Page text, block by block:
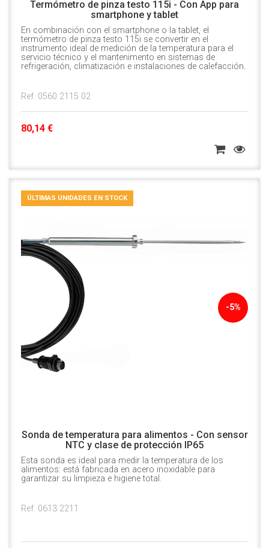
Termómetro de pinza testo 115i - Con App para
smartphone y tablet
En combinación con el smartphone o la tablet, el
termómetro de pinza testo 115i se convertir en el
instrumento ideal de medición de la temperatura para el
servicio técnico y el mantenimento en sistemas de
refrigeración, climatización e instalaciones de calefacción.
Ref. 0560 2115 02
80,14 €
-5%
ÚLTIMAS UNIDADES EN STOCK
Sonda de temperatura para alimentos - Con sensor
NTC y clase de protección IP65
Esta sonda es ideal para medir la temperatura de los
alimentos: está fabricada en acero inoxidable para
garantizar su limpieza e higiene total.
Ref. 0613 2211